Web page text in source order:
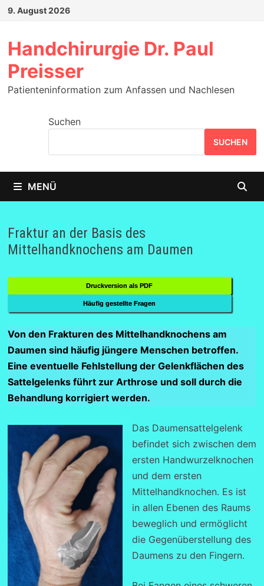
Zum
9. August 2026
Handchirurgie Dr. Paul
Preisser
Patienteninformation zum Anfassen und Nachlesen
Suchen
SUCHEN
MENÜ
Fraktur an der Basis des
Mittelhandknochens am Daumen
Druckversion als PDF
Häufig gestellte Fragen
Von den Frakturen des Mittelhandknochens am
Daumen sind häufig jüngere Menschen betroffen.
Eine eventuelle Fehlstellung der Gelenkflächen des
Sattelgelenks führt zur Arthrose und soll durch die
Behandlung korrigiert werden.
Das Daumensattelgelenk
befindet sich zwischen dem
ersten Handwurzelknochen
und dem ersten
Mittelhandknochen. Es ist
in allen Ebenen des Raums
beweglich und ermöglicht
die Gegenüberstellung des
Daumens zu den Fingern.